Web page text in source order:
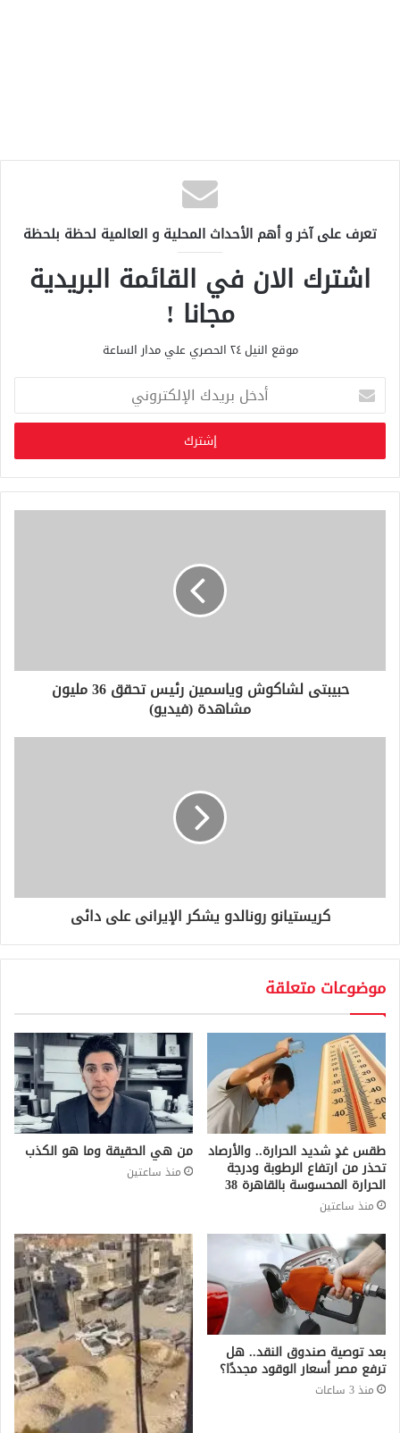
تعرف على آخر و أهم الأحداث المحلية و العالمية لحظة بلحظة
اشترك الان في القائمة البريدية
مجانا !
موقع النيل ٢٤ الحصري علي مدار الساعة
خ
ب
ر
ي
د
ر
حبيبتى لشاكوش وياسمين رئيس تحقق 36 مليون
مشاهدة (فيديو)
كريستيانو رونالدو يشكر الإيرانى على دائى
موضوعات متعلقة
طقس غدٍ شديد الحرارة.. والأرصاد
تحذر من ارتفاع الرطوبة ودرجة
الحرارة المحسوسة بالقاهرة 38
منذ ساعتين
من هي الحقيقة وما هو الكذب
منذ ساعتين
بعد توصية صندوق النقد.. هل
ترفع مصر أسعار الوقود مجددًا؟
منذ 3 ساعات